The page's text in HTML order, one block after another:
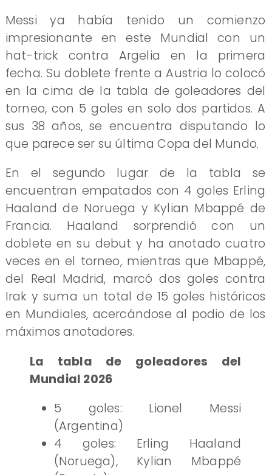
Messi ya había tenido un comienzo
impresionante en este Mundial con un
hat-trick contra Argelia en la primera
fecha. Su doblete frente a Austria lo colocó
en la cima de la tabla de goleadores del
torneo, con 5 goles en solo dos partidos. A
sus 38 años, se encuentra disputando lo
que parece ser su última Copa del Mundo.
En el segundo lugar de la tabla se
encuentran empatados con 4 goles Erling
Haaland de Noruega y Kylian Mbappé de
Francia. Haaland sorprendió con un
doblete en su debut y ha anotado cuatro
veces en el torneo, mientras que Mbappé,
del Real Madrid, marcó dos goles contra
Irak y suma un total de 15 goles históricos
en Mundiales, acercándose al podio de los
máximos anotadores.
La tabla de goleadores del
Mundial 2026
5 goles: Lionel Messi
(Argentina)
4 goles: Erling Haaland
(Noruega), Kylian Mbappé